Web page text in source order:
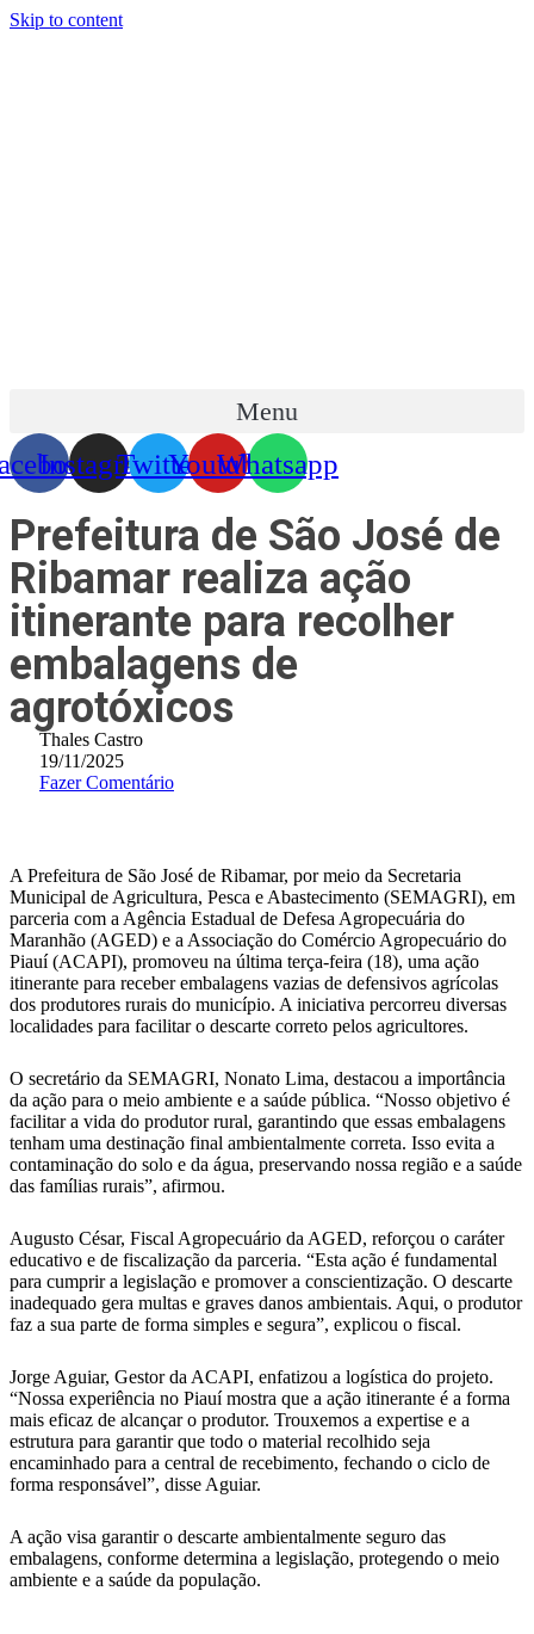
Skip to content
Menu
InstagramTwitterYoutubeWhatsapp
Prefeitura de São José de
Ribamar realiza ação
itinerante para recolher
embalagens de
agrotóxicos
Thales Castro
19/11/2025
Fazer Comentário
A Prefeitura de São José de Ribamar, por meio da Secretaria
Municipal de Agricultura, Pesca e Abastecimento (SEMAGRI), em
parceria com a Agência Estadual de Defesa Agropecuária do
Maranhão (AGED) e a Associação do Comércio Agropecuário do
Piauí (ACAPI), promoveu na última terça-feira (18), uma ação
itinerante para receber embalagens vazias de defensivos agrícolas
dos produtores rurais do município. A iniciativa percorreu diversas
localidades para facilitar o descarte correto pelos agricultores.
O secretário da SEMAGRI, Nonato Lima, destacou a importância
da ação para o meio ambiente e a saúde pública. “Nosso objetivo é
facilitar a vida do produtor rural, garantindo que essas embalagens
tenham uma destinação final ambientalmente correta. Isso evita a
contaminação do solo e da água, preservando nossa região e a saúde
das famílias rurais”, afirmou.
Augusto César, Fiscal Agropecuário da AGED, reforçou o caráter
educativo e de fiscalização da parceria. “Esta ação é fundamental
para cumprir a legislação e promover a conscientização. O descarte
inadequado gera multas e graves danos ambientais. Aqui, o produtor
faz a sua parte de forma simples e segura”, explicou o fiscal.
Jorge Aguiar, Gestor da ACAPI, enfatizou a logística do projeto.
“Nossa experiência no Piauí mostra que a ação itinerante é a forma
mais eficaz de alcançar o produtor. Trouxemos a expertise e a
estrutura para garantir que todo o material recolhido seja
encaminhado para a central de recebimento, fechando o ciclo de
forma responsável”, disse Aguiar.
A ação visa garantir o descarte ambientalmente seguro das
embalagens, conforme determina a legislação, protegendo o meio
ambiente e a saúde da população.